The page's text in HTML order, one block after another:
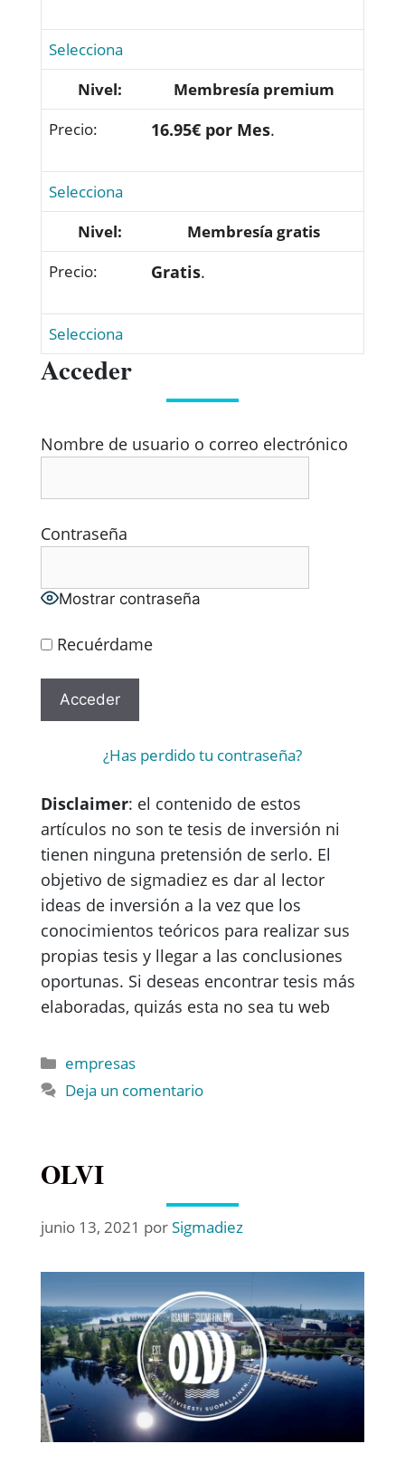
Selecciona
Membresía premium
16.95€ por Mes.
Selecciona
Membresía gratis
Gratis.
Selecciona
Acceder
Nombre de usuario o correo electrónico
Contraseña
Mostrar contraseña
Recuérdame
¿Has perdido tu contraseña?
Disclaimer: el contenido de estos
artículos no son te tesis de inversión ni
tienen ninguna pretensión de serlo. El
objetivo de sigmadiez es dar al lector
ideas de inversión a la vez que los
conocimientos teóricos para realizar sus
propias tesis y llegar a las conclusiones
oportunas. Si deseas encontrar tesis más
elaboradas, quizás esta no sea tu web
empresas
Deja un comentario
OLVI
junio 13, 2021 porSigmadiez